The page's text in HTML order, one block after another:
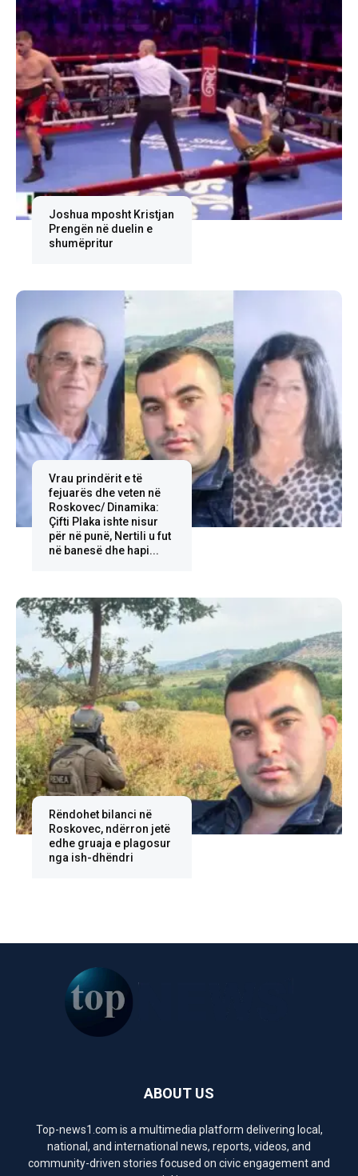
Joshua mposht Kristjan
Prengën në duelin e
shumëpritur
Vrau prindërit e të
fejuarës dhe veten në
Roskovec/ Dinamika:
Çifti Plaka ishte nisur
për në punë, Nertili u fut
në banesë dhe hapi...
Rëndohet bilanci në
Roskovec, ndërron jetë
edhe gruaja e plagosur
nga ish-dhëndri
ABOUT US
Top-news1.com is a multimedia platform delivering local,
national, and international news, reports, videos, and
community-driven stories focused on civic engagement and